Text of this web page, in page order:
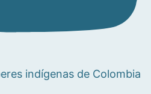
indígenas de Colombia